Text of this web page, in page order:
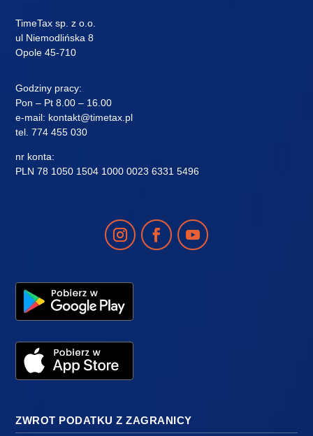
TimeTax sp. z o.o.
ul Niemodlińska 8
Opole 45-710
Godziny pracy:
Pon – Pt 8.00 – 16.00
e-mail: kontakt@timetax.pl
tel.774 455 030
nr konta:
PLN 78 1050 1504 1000 0023 6331 5496
ZWROT PODATKU Z ZAGRANICY